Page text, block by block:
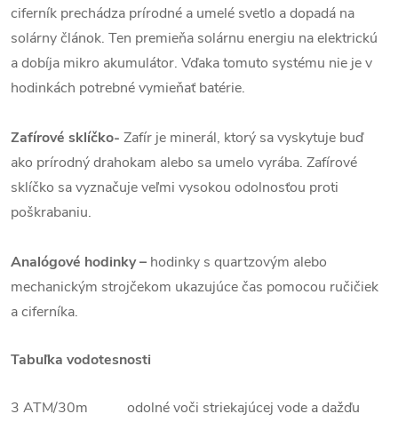
ciferník prechádza prírodné a umelé svetlo a dopadá na
solárny článok. Ten premieňa solárnu energiu na elektrickú
a dobíja mikro akumulátor. Vďaka tomuto systému nie je v
hodinkách potrebné vymieňať batérie.
Zafírové sklíčko- Zafír je minerál, ktorý sa vyskytuje buď
ako prírodný drahokam alebo sa umelo vyrába. Zafírové
sklíčko sa vyznačuje veľmi vysokou odolnosťou proti
poškrabaniu.
Analógové hodinky – hodinky s quartzovým alebo
mechanickým strojčekom ukazujúce čas pomocou ručičiek
a ciferníka.
Tabuľka vodotesnosti
3 ATM/30m odolné voči striekajúcej vode a dažďu